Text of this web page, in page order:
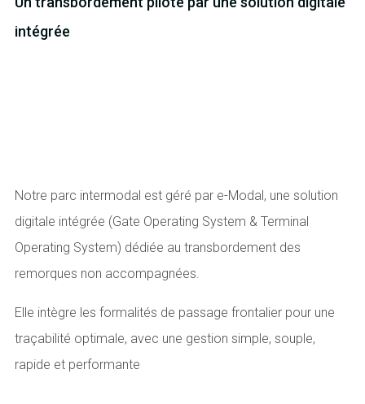
intégrée
Notre parc intermodal est géré par e-Modal, une solution
digitale intégrée (Gate Operating System & Terminal
Operating System) dédiée au transbordement des
remorques non accompagnées.
Elle intègre les formalités de passage frontalier pour une
traçabilité optimale, avec une gestion simple, souple,
rapide et performante